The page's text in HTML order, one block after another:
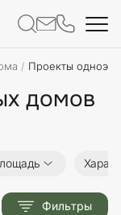
Проекты
домов
Фильтры